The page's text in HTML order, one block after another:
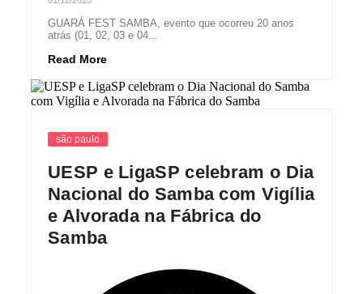
GUARÁ FEST SAMBA, evento que ocorreu 20 anos
atrás (01, 02, 03 e 04...
Read More
são paulo
UESP e LigaSP celebram o Dia
Nacional do Samba com Vigília
e Alvorada na Fábrica do
Samba